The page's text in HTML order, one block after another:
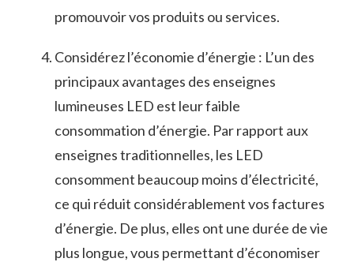
promouvoir vos​ produits ou services.
Considérez l’économie d’énergie ​:‍ L’un des
‌principaux avantages ⁢des enseignes
lumineuses ⁢LED est leur faible
consommation ‌d’énergie. Par rapport aux
enseignes traditionnelles, ⁢les LED
consomment⁤ beaucoup moins d’électricité,
ce qui réduit considérablement vos factures
d’énergie. De plus, ‍elles ont une durée de vie‍
plus longue, vous‌ permettant d’économiser